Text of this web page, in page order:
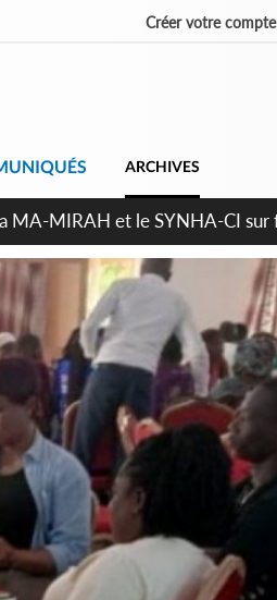
Créer votre compte
ARCHIVES
démocratique plus apaisé